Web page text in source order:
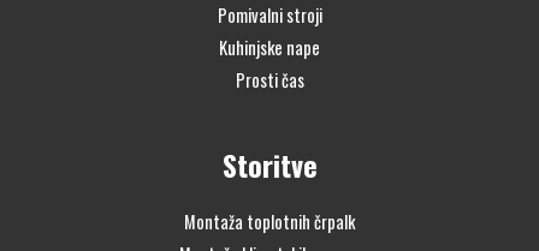
Pomivalni stroji
Kuhinjske nape
Prosti čas
Storitve
Montaža toplotnih črpalk